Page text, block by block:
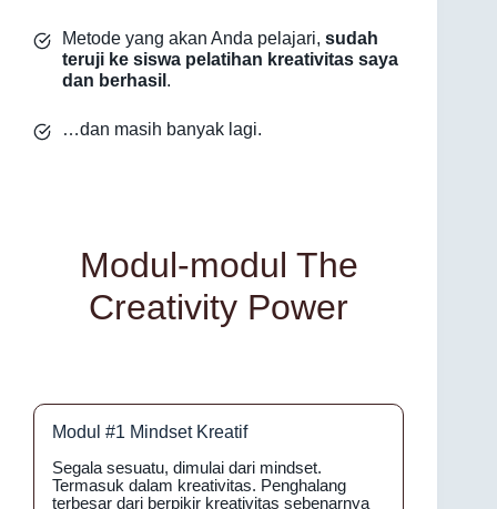
Metode yang akan Anda pelajari, sudah
teruji ke siswa pelatihan kreativitas saya
dan berhasil .
…dan masih banyak lagi.
Modul-modul The
Creativity Power
Modul #1 Mindset Kreatif
Segala sesuatu, dimulai dari mindset.
Termasuk dalam kreativitas. Penghalang
terbesar dari berpikir kreativitas sebenarnya